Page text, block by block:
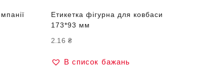
Етикетка фігурна для ковбаси
173*93 мм
2.16 ₴
В список бажань